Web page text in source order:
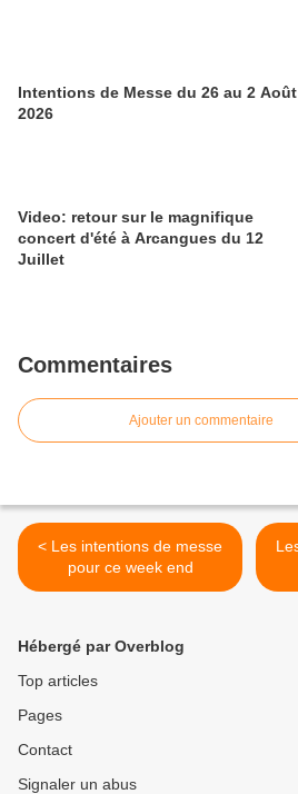
Intentions de Messe du 26 au 2 Août
2026
Video: retour sur le magnifique
concert d'été à Arcangues du 12
Juillet
Commentaires
Ajouter un commentaire
< Les intentions de messe
pour ce week end
Hébergé par Overblog
Top articles
Pages
Contact
Signaler un abus